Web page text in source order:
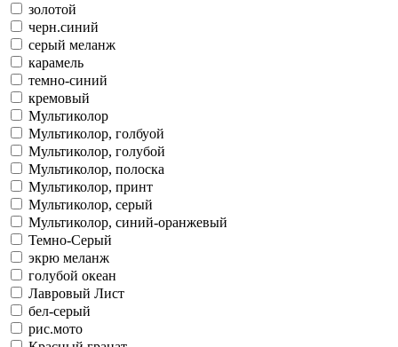
золотой
черн.синий
серый меланж
карамель
темно-синий
кремовый
Мультиколор
Мультиколор, голбуой
Мультиколор, голубой
Мультиколор, полоска
Мультиколор, принт
Мультиколор, серый
Мультиколор, синий-оранжевый
Темно-Серый
экрю меланж
голубой океан
Лавровый Лист
бел-серый
рис.мото